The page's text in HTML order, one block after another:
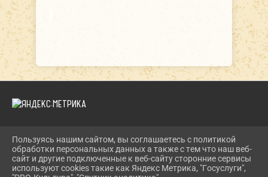
2026 Г. DKIPATOVO.RU
ВХОД
КАРТА САЙТА
ПОЛИТИКА ОБРАБОТКИ ПЕРСОНАЛЬНЫХ ДАННЫХ
Пользуясь нашим сайтом, вы соглашаетесь с политикой
обработки персональных данных а также с тем что наш веб-
сайт и другие подключенные к веб-сайту сторонние сервисы
используют cookies такие как Яндекс Метрика, "Госуслуги",